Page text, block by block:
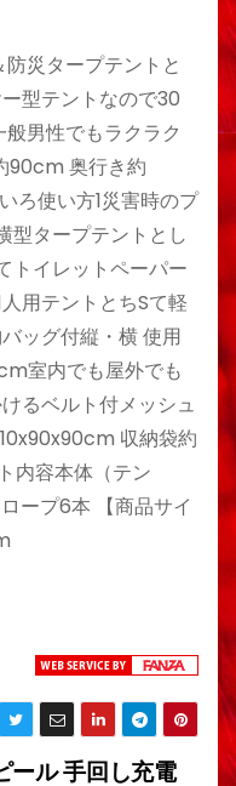
災タープテントと
型テントなので30
男性でもラクラク
90cm 奥行き約
ろ使い方1災害時のプ
型タープテントとし
トイレットペーパー
用テントとちSて軽
ッグ付縦・横 使用
室内でも屋外でも
るベルト付メッシュ
収納袋約
内容本体（テン
ープ6本 【商品サイ
ール 手回し充電